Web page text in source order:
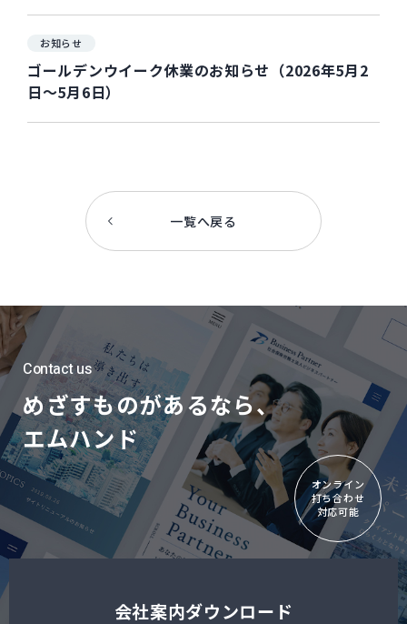
お知らせ
ゴールデンウイーク休業のお知らせ（2026年5月2
日～5月6日）
一覧へ戻る
Contact us
めざすものがあるなら、
エムハンド
オンライン
打ち合わせ
対応可能
会社案内ダウンロード